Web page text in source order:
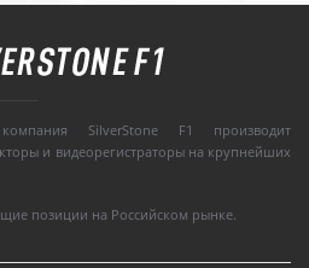
SilverStone F1 производит
и видеорегистраторы на крупнейших
позиции на Российском рынке.